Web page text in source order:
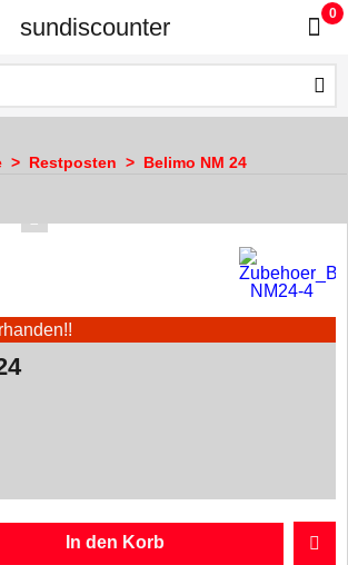
sundiscounter
0
> Restposten > Belimo NM 24
In den Korb